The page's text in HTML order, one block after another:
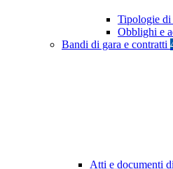
Tipologie
Obblighi e
Bandi di gara e contratti
Atti e documenti